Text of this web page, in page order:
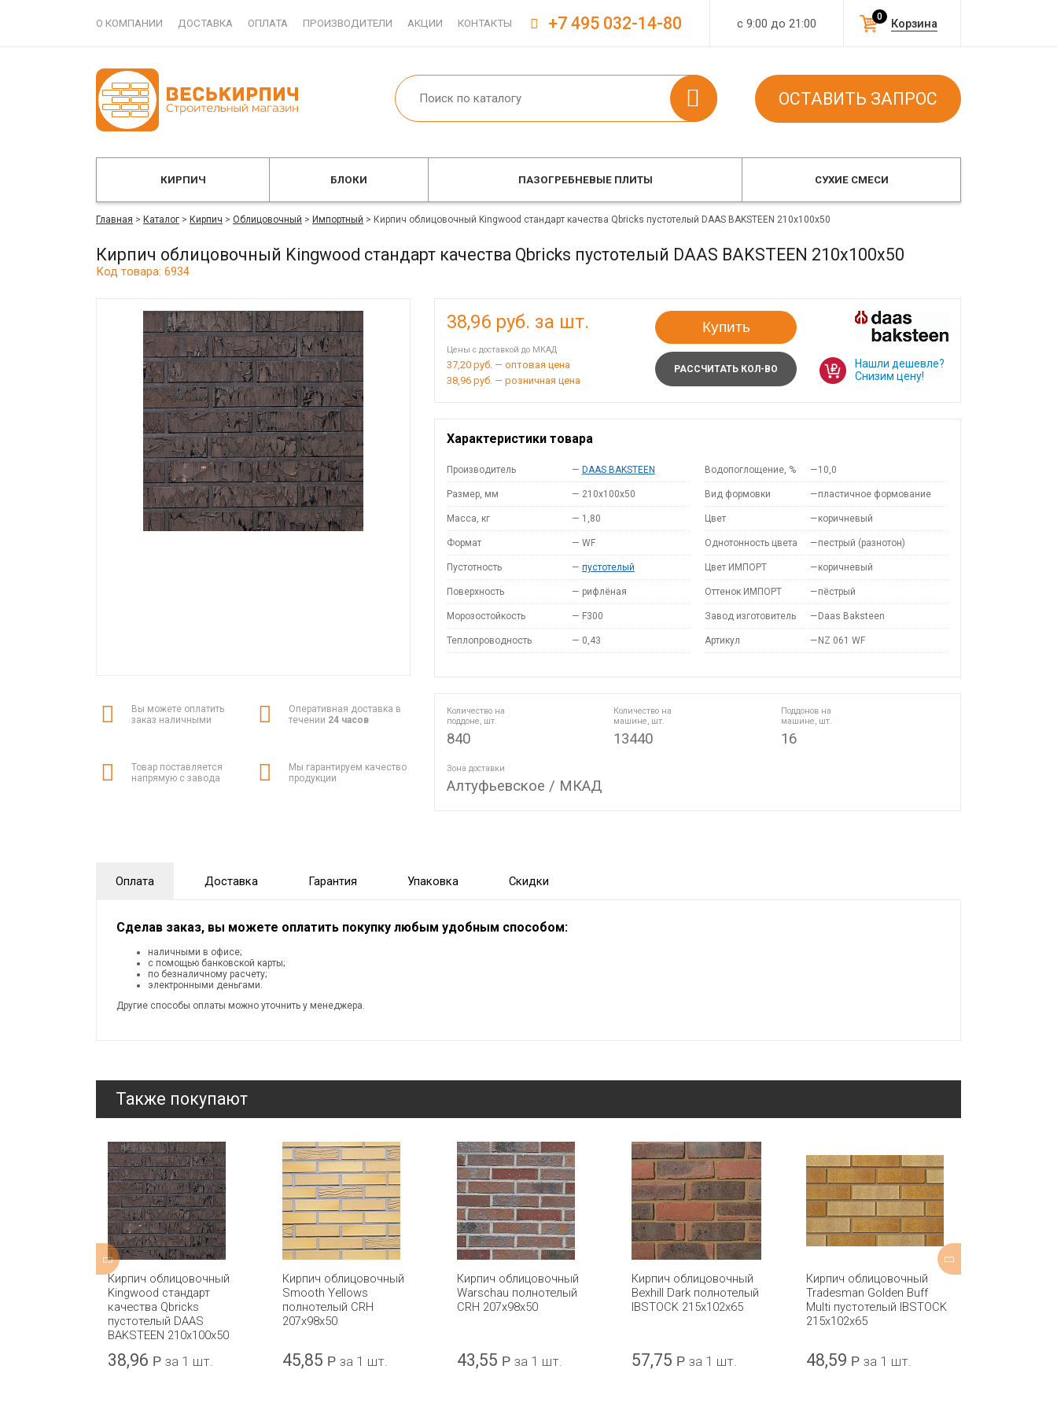
О КОМПАНИИ ДОСТАВКА ОПЛАТА ПРОИЗВОДИТЕЛИ АКЦИИ КОНТАКТЫ с 9:00 до 21:00 Корзина
0
+7 495 032-14-80
ОСТАВИТЬ ЗАПРОС
КИРПИЧ БЛОКИ ПАЗОГРЕБНЕВЫЕ ПЛИТЫ СУХИЕ СМЕСИ
Главная > Каталог > Кирпич > Облицовочный > Импортный > Кирпич облицовочный Kingwood стандарт качества Qbricks пустотелый DAAS BAKSTEEN 210x100x50
Кирпич облицовочный Kingwood стандарт качества Qbricks пустотелый DAAS BAKSTEEN 210x100x50
Код товара: 6934
Вы можете оплатить
заказ наличными
Оперативная доставка в
течении 24 часов
Товар поставляется
напрямую с завода
Мы гарантируем качество
продукции
38,96 руб. за шт.
Цены с доставкой до МКАД
37,20 руб. — оптовая цена
38,96 руб. — розничная цена
Купить
РАССЧИТАТЬ КОЛ-ВО
Нашли дешевле?
Снизим цену!
Характеристики товара
Производитель — DAAS BAKSTEEN
Размер, мм — 210x100x50
Масса, кг — 1,80
Формат — WF
Пустотность — пустотелый
Поверхность — рифлёная
Морозостойкость — F300
Теплопроводность — 0,43
Водопоглощение, % —10,0
Вид формовки —пластичное формование
Цвет —коричневый
Однотонность цвета —пестрый (разнотон)
Цвет ИМПОРТ —коричневый
Оттенок ИМПОРТ —пёстрый
Завод изготовитель — Daas Baksteen
Артикул — NZ 061 WF
Количество на
поддоне, шт.
840
Количество на
машине, шт.
13440
Поддонов на
машине, шт.
16
Зона доставки
Алтуфьевское / МКАД
Оплата Доставка Гарантия Упаковка Скидки
Сделав заказ, вы можете оплатить покупку любым удобным способом:
наличными в офисе;
с помощью банковской карты;
по безналичному расчету;
электронными деньгами.
Другие способы оплаты можно уточнить у менеджера.
Также покупают
Кирпич облицовочный
Kingwood стандарт
качества Qbricks
пустотелый DAAS
BAKSTEEN 210x100x50
38,96 Р за 1 шт.
Кирпич облицовочный
Smooth Yellows
полнотелый CRH
207x98x50
45,85 Р за 1 шт.
Кирпич облицовочный
Warschau полнотелый
CRH 207x98x50
43,55 Р за 1 шт.
Кирпич облицовочный
Bexhill Dark полнотелый
IBSTOCK 215x102x65
57,75 Р за 1 шт.
Кирпич облицовочный
Tradesman Golden Buff
Multi пустотелый IBSTOCK
215x102x65
48,59 Р за 1 шт.